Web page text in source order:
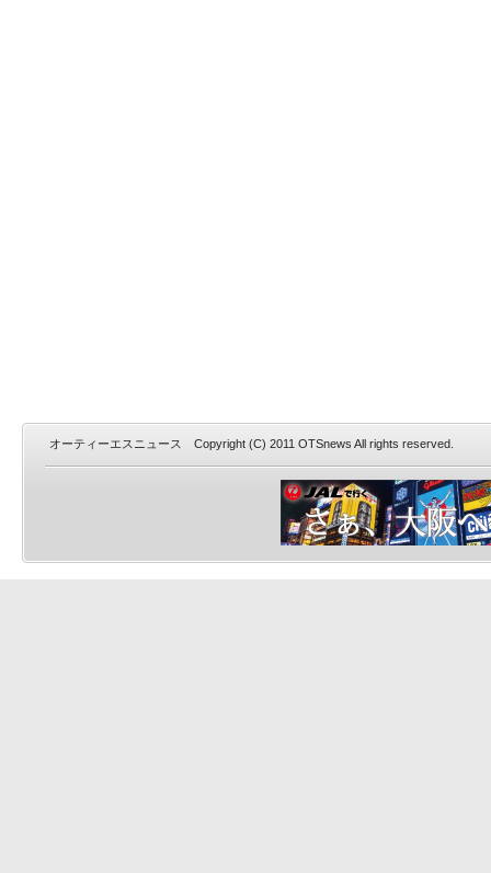
オーティーエスニュース Copyright (C) 2011 OTSnews All rights reserved.